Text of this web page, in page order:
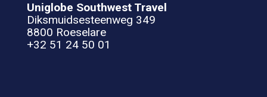
Uniglobe Southwest Travel
Diksmuidsesteenweg 349
8800 Roeselare
+32 51 24 50 01